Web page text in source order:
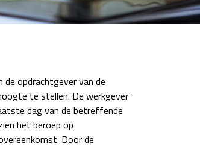
de opdrachtgever van de
te stellen. De werkgever
dag van de betreffende
het beroep op
Door de